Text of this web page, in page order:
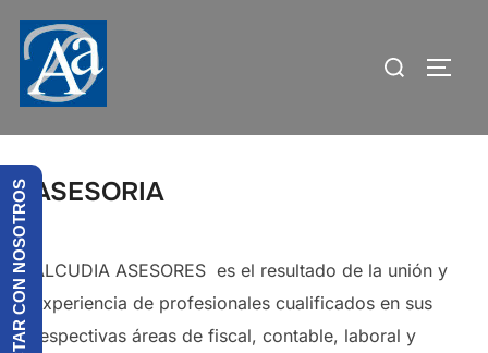
Saltar
contenido
Buscar:
ASESORIA
ALCUDIA ASESORES es el resultado de la unión y
experiencia de profesionales cualificados en sus
respectivas áreas de fiscal, contable, laboral y
CONTACTAR CON NOSOTROS